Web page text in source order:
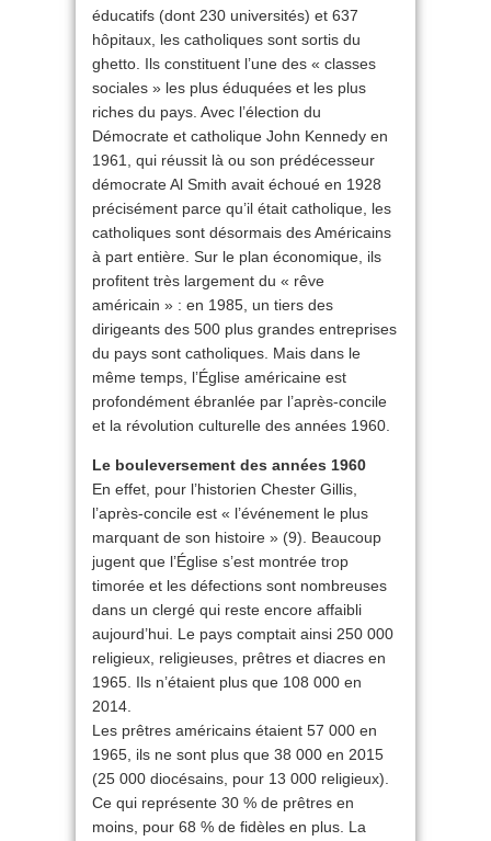
éducatifs (dont 230 universités) et 637
hôpitaux, les catholiques sont sortis du
ghetto. Ils constituent l’une des « classes
sociales » les plus éduquées et les plus
riches du pays. Avec l’élection du
Démocrate et catholique John Kennedy en
1961, qui réussit là ou son prédécesseur
démocrate Al Smith avait échoué en 1928
précisément parce qu’il était catholique, les
catholiques sont désormais des Américains
à part entière. Sur le plan économique, ils
profitent très largement du « rêve
américain » : en 1985, un tiers des
dirigeants des 500 plus grandes entreprises
du pays sont catholiques. Mais dans le
même temps, l’Église américaine est
profondément ébranlée par l’après-concile
et la révolution culturelle des années 1960.
Le bouleversement des années 1960
En effet, pour l’historien Chester Gillis,
l’après-concile est « l’événement le plus
marquant de son histoire » (9). Beaucoup
jugent que l’Église s’est montrée trop
timorée et les défections sont nombreuses
dans un clergé qui reste encore affaibli
aujourd’hui. Le pays comptait ainsi 250 000
religieux, religieuses, prêtres et diacres en
1965. Ils n’étaient plus que 108 000 en
2014.
Les prêtres américains étaient 57 000 en
1965, ils ne sont plus que 38 000 en 2015
(25 000 diocésains, pour 13 000 religieux).
Ce qui représente 30 % de prêtres en
moins, pour 68 % de fidèles en plus. La